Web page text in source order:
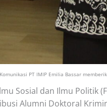
PT IMIP Emilia Bassar
Sosial dan Ilmu Politik
Alumni Doktoral